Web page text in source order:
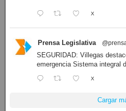
X
Prensa Legislativa
SEGURIDAD: Villegas
emergencia Sistema integral
X
Cargar